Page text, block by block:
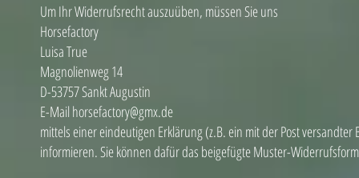
Um Ihr Widerrufsrecht auszuüben, müssen Sie uns
Horsefactory
Luisa True
Magnolienweg 14
D-53757 Sankt Augustin
E-Mail horsefactory@gmx.de
mittels einer eindeutigen Erklärung (z.B. ein mit der Post
informieren. Sie können dafür das beigefügte Muster-